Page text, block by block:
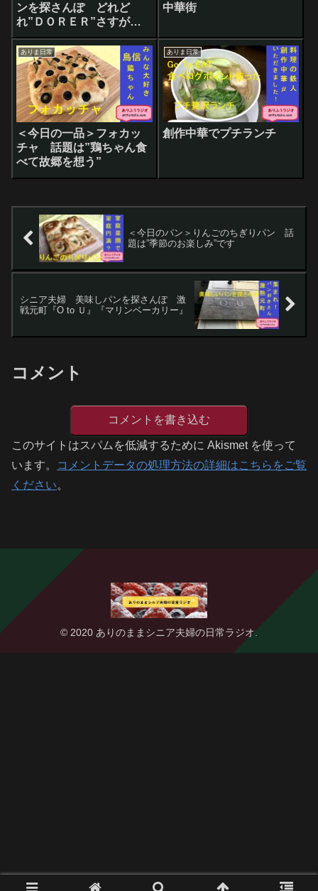
ンを探さんぽ どれど
れ”ＤＯＲＥＲ”さすが評
判通り
中華街
ありま日常
＜今日の一品＞フォカッ
チャ 話題は”鶏ちゃん食
べて故郷を想う”
ありま日常
創作中華でプチランチ
＜今日のパン＞りんごのちぎりパン 話
題は”季節のお楽しみ”です
シニア夫婦 美味しパンを探さんぽ 激
戦元町『O to Ｕ』『マリンベーカリー』
コメント
コメントを書き込む
このサイトはスパムを低減するために Akismet を使って
います。
コメントデータの処理方法の詳細はこちらをご覧
ください。
© 2020 ありのままシニア夫婦の日常ラジオ.